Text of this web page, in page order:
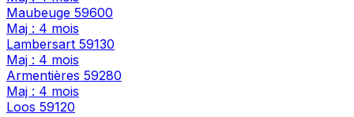
Maubeuge 59600
Maj : 4 mois
Lambersart 59130
Maj : 4 mois
Armentières 59280
Maj : 4 mois
Loos 59120